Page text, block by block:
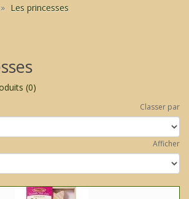
Les princesses
(0)
Classer par
Afficher